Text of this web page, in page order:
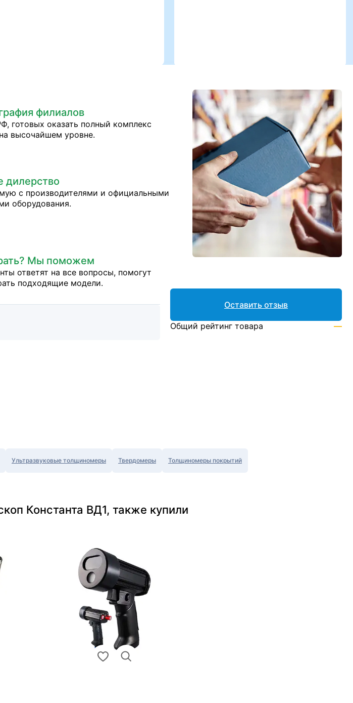
филиалов
готовых оказать полный комплекс
высочайшем уровне.
дилерство
с производителями и официальными
оборудования.
Мы поможем
ответят на все вопросы, помогут
подходящие модели.
Оставить отзыв
Общий рейтинг товара —
Ультразвуковые толщиномеры Твердомеры Толщиномеры покрытий
Константа ВД1, также купили